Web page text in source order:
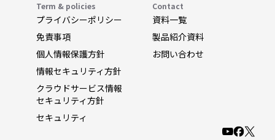
Term & policies
プライバシーポリシー
免責事項
個人情報保護方針
情報セキュリティ方針
クラウドサービス情報
セキュリティ方針
セキュリティ
Contact
資料一覧
製品紹介資料
お問い合わせ